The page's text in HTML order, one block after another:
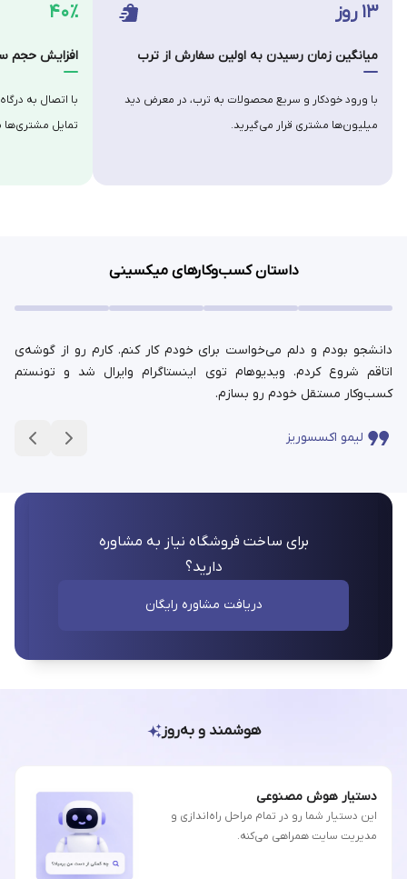
۴۰٪
افزایش حجم
با اتصال به
تمایل
۱۳ روز
میانگین زمان رسیدن به اولین سفارش از ترب
با ورود خودکار و سریع محصولات به ترب، در معرض دید
میلیون‌ها مشتری قرار می‌گیرید.
داستان کسب‌وکارهای میکسینی
دانشجو بودم و دلم می‌خواست برای خودم کار کنم. کارم رو از گوشه‌ی
اتاقم شروع کردم. ویدیوهام توی اینستاگرام وایرال شد و تونستم
کسب‌وکار مستقل خودم رو بسازم.
لیمو اکسسوریز
برای ساخت فروشگاه نیاز به مشاوره
دارید؟
دریافت مشاوره رایگان
هوشمند و به‌روز
دستیار هوش مصنوعی
این دستیار شما رو در تمام مراحل راه‌اندازی و
مدیریت سایت همراهی می‌کنه.